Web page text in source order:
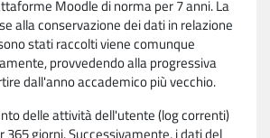
Moodle di norma per 7 anni. La
alla conservazione dei dati in relazione
stati raccolti viene comunque
provvedendo alla progressiva
dall'anno accademico più vecchio.
delle attività dell'utente (log correnti)
365 giorni. Successivamente, i dati del